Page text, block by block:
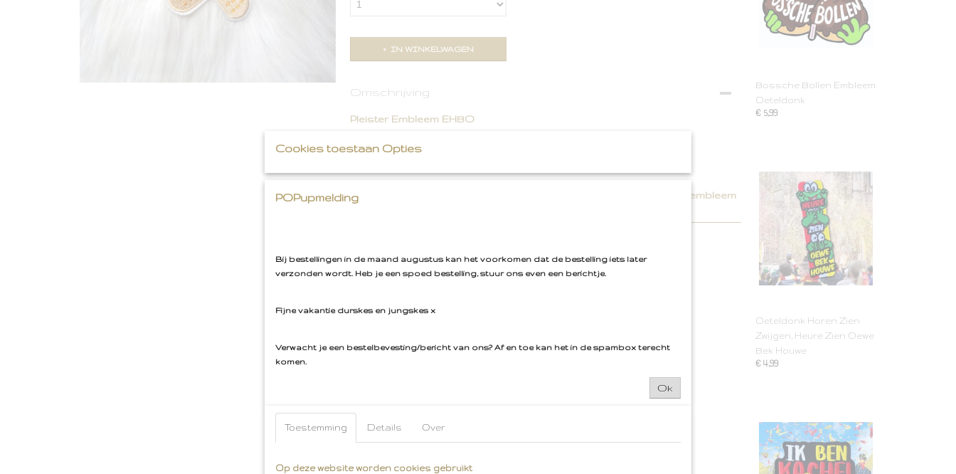
IN WINKELWAGEN
Omschrijving
Pleister Embleem EHBO
Super leuk strijkembleem.
Tip! Heb je een gat in je lievelingsbroek? Strijk en of naai dit leuke embleem
Bossche Bollen Embleem
Oeteldonk
€ 5,99
Oeteldonk Horen Zien
Zwijgen, Heure Zien Oewe
Bek Houwe
€ 4,99
Cookies toestaan Opties
POPupmelding
Bij bestellingen in de maand augustus kan het voorkomen dat de bestelling iets later
verzonden wordt. Heb je een spoed bestelling, stuur ons even een berichtje.
Fijne vakantie durskes en jungskes x
Verwacht je een bestelbevesting/bericht van ons? Af en toe kan het in de spambox terecht
komen.
Ok
Toestemming Details Over
Op deze website worden cookies gebruikt